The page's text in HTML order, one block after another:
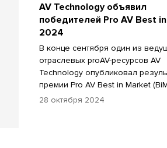
AV Technology объявил
победителей Pro AV Best
2024
В конце сентября один из
отраслевых proAV-ресурсов AV
Technology опубликовал
премии Pro AV Best in Market
28 октября 2024